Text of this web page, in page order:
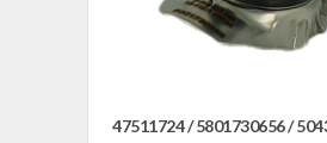
47511724 / 5801730656 /